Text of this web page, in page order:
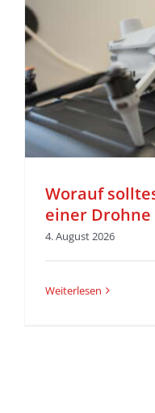
Worauf
einer Drohne
4. August 2026
Weiterlesen